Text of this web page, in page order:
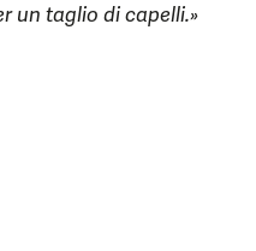
un taglio di capelli.»